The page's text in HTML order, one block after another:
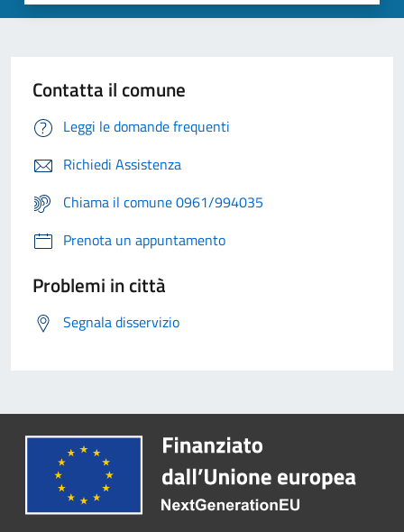
Contatta il comune
Leggi le domande frequenti
Richiedi Assistenza
Chiama il comune 0961/994035
Prenota un appuntamento
Problemi in città
Segnala disservizio